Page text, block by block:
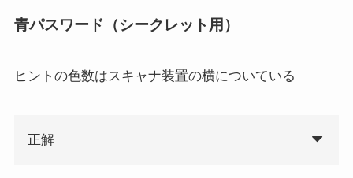
青パスワード（シークレット用）
ヒントの色数はスキャナ装置の横についている
正解